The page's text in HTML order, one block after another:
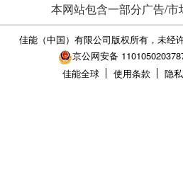
本网站包含一部分广告/
佳能（中国）有限公司版权所有，未经
京公网安备
佳能全球
使用条款 隐